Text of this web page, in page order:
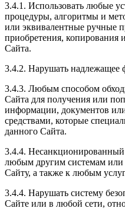
3.4.1. Использовать любые
процедуры, алгоритмы и
или эквивалентные ручные
приобретения, копирования
Сайта.
3.4.2. Нарушать надлежащее
3.4.3. Любым способом
Сайта для получения или
информации, документов
средствами, которые
данного Сайта.
3.4.4.
любым другим системам или
Сайту, а также к любым
3.4.4. Нарушать систему
Сайте или в любой сети,